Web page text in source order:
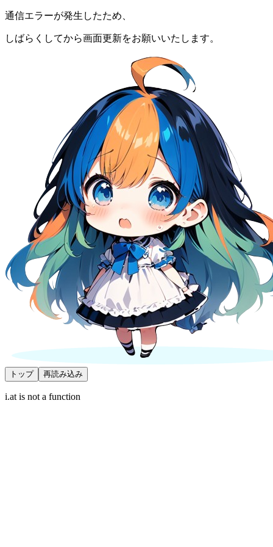
通信エラーが発生したため、
しばらくしてから画面更新をお願いいたします。
トップ 再読み込み
i.at is not a function